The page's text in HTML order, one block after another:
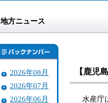
地方ニュース
2026年08月
2026年07月
2026年06月
【鹿児
水産庁